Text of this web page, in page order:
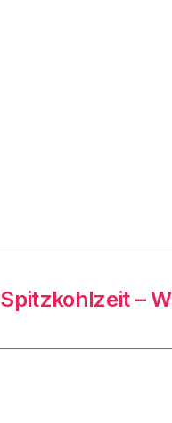
Spitzkohlzeit –